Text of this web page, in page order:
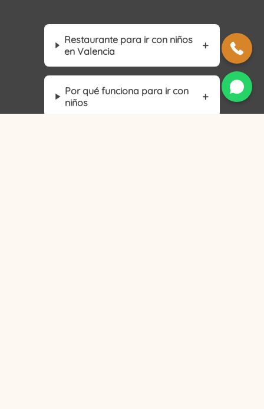
Restaurante para ir con niños
en Valencia
Por qué funciona para ir con
niños